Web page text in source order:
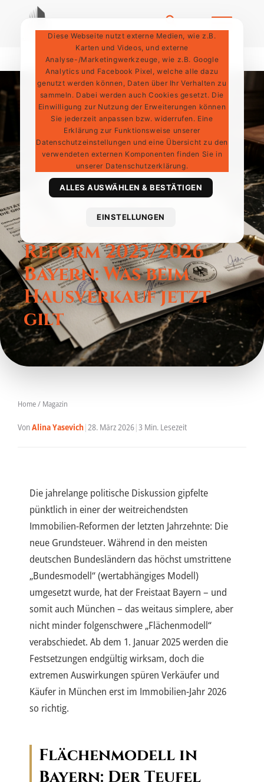
Reform 2025/2026
Bayern: Was beim
Hausverkauf jetzt
gilt
Home/ Magazin
VonAlina Yasevich|28. März 2026|3 Min. Lesezeit
Die jahrelange politische Diskussion gipfelte
pünktlich in einer der weitreichendsten
Immobilien-Reformen der letzten Jahrzehnte: Die
neue Grundsteuer. Während in den meisten
deutschen Bundesländern das höchst umstrittene
„Bundesmodell“ (wertabhängiges Modell)
umgesetzt wurde, hat der Freistaat Bayern – und
somit auch München – das weitaus simplere, aber
nicht minder folgenschwere „Flächenmodell“
verabschiedet. Ab dem 1. Januar 2025 werden die
Festsetzungen endgültig wirksam, doch die
extremen Auswirkungen spüren Verkäufer und
Käufer in München erst im Immobilien-Jahr 2026
so richtig.
Flächenmodell in
Bayern: Der Teufel
Diese Webseite nutzt externe Medien, wie z.B.
Karten und Videos, und externe
Analyse-/Marketingwerkzeuge, wie z.B. Google
Analytics und Facebook Pixel, welche alle dazu
genutzt werden können, Daten über Ihr Verhalten zu
sammeln. Dabei werden auch Cookies gesetzt. Die
Einwilligung zur Nutzung der Erweiterungen können
Sie jederzeit anpassen bzw. widerrufen. Eine
Erklärung zur Funktionsweise unserer
Datenschutzeinstellungen und eine Übersicht zu den
verwendeten externen Komponenten finden Sie in
unserer Datenschutzerklärung.
ALLES AUSWÄHLEN & BESTÄTIGEN
EINSTELLUNGEN